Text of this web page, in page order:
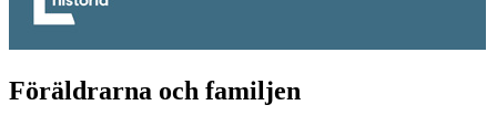
Föräldrarna och familjen